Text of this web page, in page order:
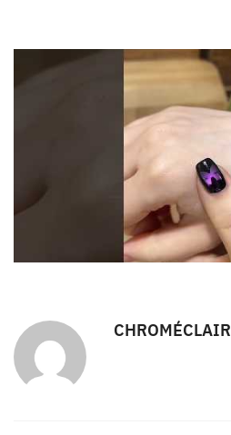
CHROMÉCLAIR